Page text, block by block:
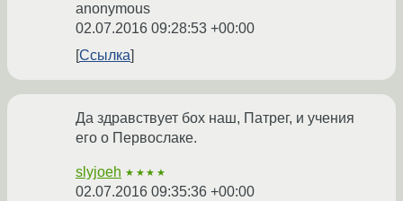
anonymous
02.07.2016 09:28:53 +00:00
Ссылка
Да здравствует бох наш, Патрег, и учения
его о Первослаке.
slyjoeh ★★★★
02.07.2016 09:35:36 +00:00